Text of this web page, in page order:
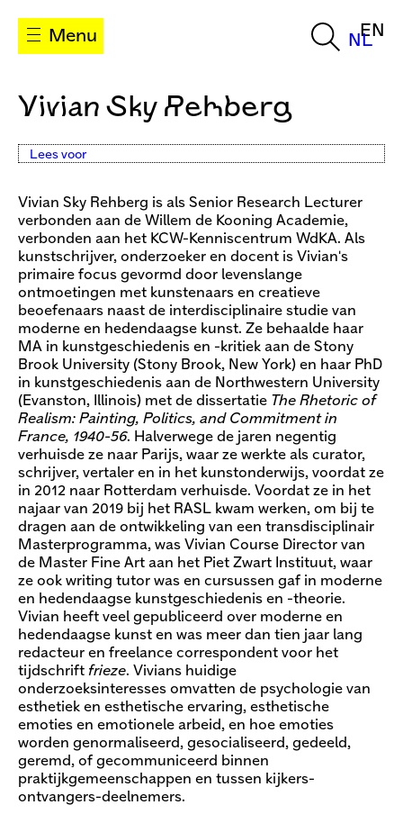
Menu NL
EN
Vivian Sky Rehberg
Lees voor
Vivian Sky Rehberg is als Senior Research Lecturer
verbonden aan de Willem de Kooning Academie,
verbonden aan het KCW-Kenniscentrum WdKA. Als
kunstschrijver, onderzoeker en docent is Vivian's
primaire focus gevormd door levenslange
ontmoetingen met kunstenaars en creatieve
beoefenaars naast de interdisciplinaire studie van
moderne en hedendaagse kunst. Ze behaalde haar
MA in kunstgeschiedenis en -kritiek aan de Stony
Brook University (Stony Brook, New York) en haar PhD
in kunstgeschiedenis aan de Northwestern University
(Evanston, Illinois) met de dissertatie The Rhetoric of
Realism: Painting, Politics, and Commitment in
France, 1940-56. Halverwege de jaren negentig
verhuisde ze naar Parijs, waar ze werkte als curator,
schrijver, vertaler en in het kunstonderwijs, voordat ze
in 2012 naar Rotterdam verhuisde. Voordat ze in het
najaar van 2019 bij het RASL kwam werken, om bij te
dragen aan de ontwikkeling van een transdisciplinair
Masterprogramma, was Vivian Course Director van
de Master Fine Art aan het Piet Zwart Instituut, waar
ze ook writing tutor was en cursussen gaf in moderne
en hedendaagse kunstgeschiedenis en -theorie.
Vivian heeft veel gepubliceerd over moderne en
hedendaagse kunst en was meer dan tien jaar lang
redacteur en freelance correspondent voor het
tijdschrift frieze. Vivians huidige
onderzoeksinteresses omvatten de psychologie van
esthetiek en esthetische ervaring, esthetische
emoties en emotionele arbeid, en hoe emoties
worden genormaliseerd, gesocialiseerd, gedeeld,
geremd, of gecommuniceerd binnen
praktijkgemeenschappen en tussen kijkers-
ontvangers-deelnemers.